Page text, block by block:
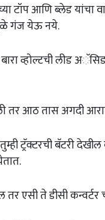
टॉप आणि ब्लेड
गंज येऊ नये.
बारा व्होल्टची लीड
तर आठ तास अगदी
तुम्ही ट्रॅक्टरची बॅटरी
एसी ते डीसी कन्वर्टर